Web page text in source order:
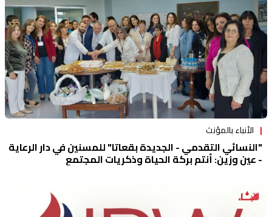
الأنباء بالمؤنث
"النسائي التقدمي - الجديدة بقعاتا" للمسنين في دار الرعاية
- عين وزين: أنتم بركة الحياة وذكريات المجتمع